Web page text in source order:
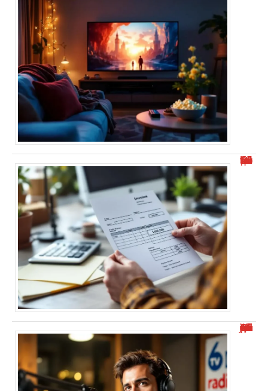
Où trouver l’identifiant structure publique facilement ?
“Alexis Morel journaliste : Qui est-il et quel est son parcours ?”